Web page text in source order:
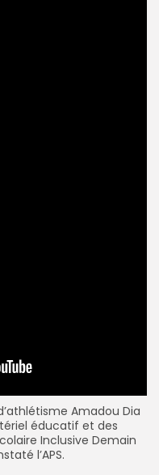
Amadou Dia
éducatif et des
Inclusive Demain
l’APS.